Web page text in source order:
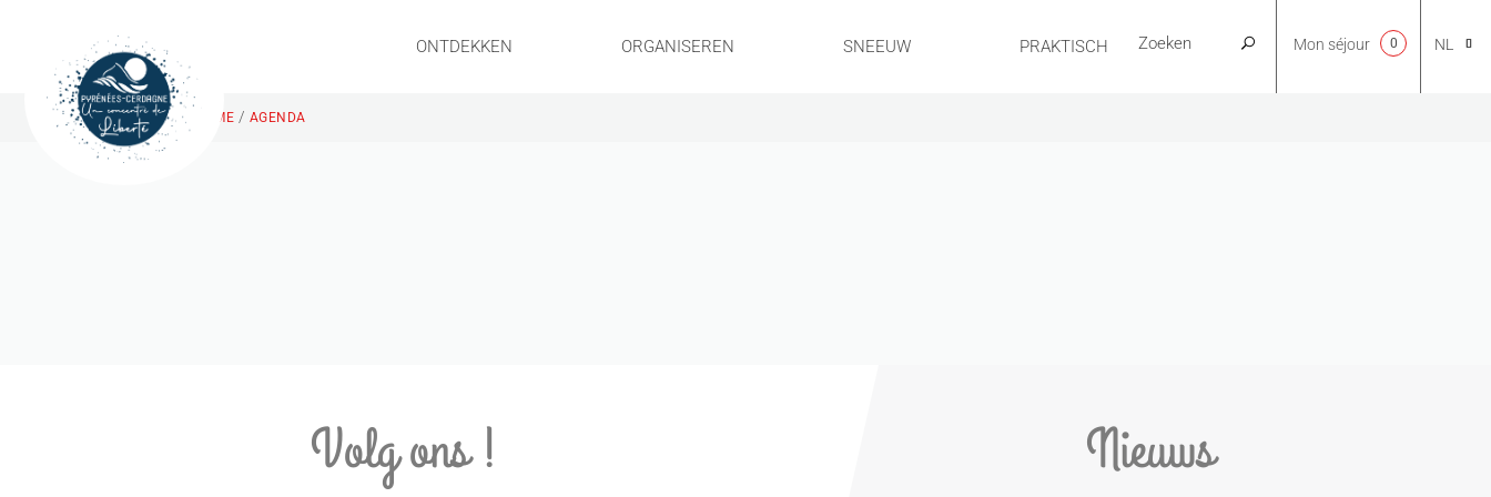
ONTDEKKEN ORGANISEREN SNEEUW PRAKTISCH NL
Mon séjour 0
HOME / AGENDA
Volg ons ! Nieuws